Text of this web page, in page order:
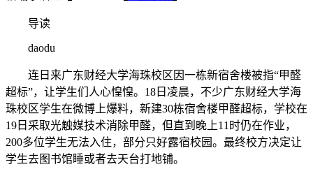
导读
daodu
连日来广东财经大学海珠校区因一栋新宿舍楼被指“甲醛
超标”，让学生们人心惶惶。18日凌晨，不少广东财经大学海
珠校区学生在微博上爆料，新建30栋宿舍楼甲醛超标，学校在
19日采取光触媒技术消除甲醛，但直到晚上11时仍在作业，
200多位学生无法入住，部分只好露宿校园。最终校方决定让
学生去图书馆睡或者去天台打地铺。